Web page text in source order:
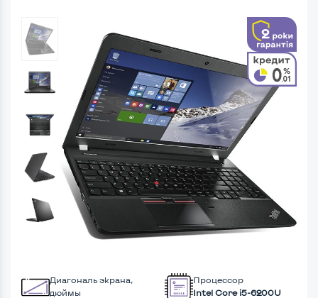
Диагональ экрана,
дюймы
Процессор
Intel Core i5-6200U